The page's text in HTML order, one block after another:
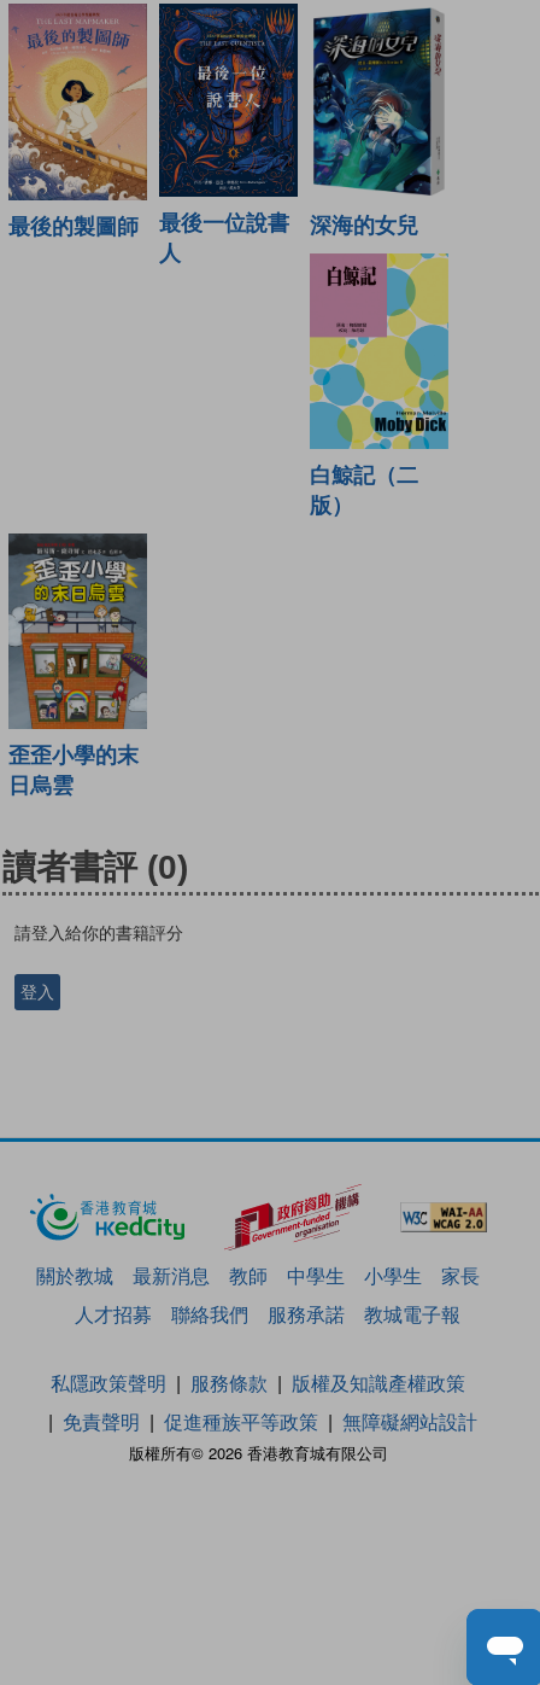
最後的製圖師
最後一位說書
人
深海的女兒
白鯨記（二
版）
歪歪小學的末
日烏雲
讀者書評 (0)
請登入給你的書籍評分
登入
關於教城 最新消息 教師 中學生 小學生
家長
人才招募
聯絡我們 服務承諾 教城電子報
版權所有© 2026 香港教育城有限公司
私隱政策聲明 服務條款
版權及知識產權政策
免責聲明
促進種族平等政策 無障礙網站設計